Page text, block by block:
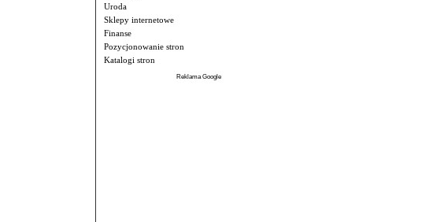
Uroda
Sklepy internetowe
Finanse
Pozycjonowanie stron
Katalogi stron
Reklama Google